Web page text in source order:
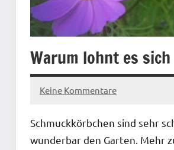
Warum lohnt es
5.
2022
Redaktion
Keine Kommentare
Schmuckkörbchen sind sehr
wunderbar den Garten. Mehr